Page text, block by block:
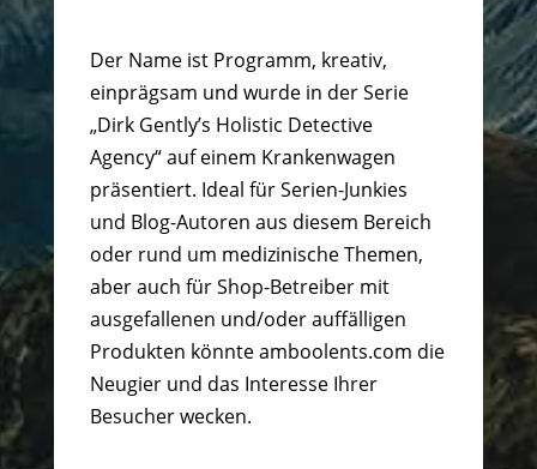
Der Name ist Programm, kreativ,
einprägsam und wurde in der Serie
„Dirk Gently’s Holistic Detective
Agency“ auf einem Krankenwagen
präsentiert. Ideal für Serien-Junkies
und Blog-Autoren aus diesem Bereich
oder rund um medizinische Themen,
aber auch für Shop-Betreiber mit
ausgefallenen und/oder auffälligen
Produkten könnte amboolents.com die
Neugier und das Interesse Ihrer
Besucher wecken.